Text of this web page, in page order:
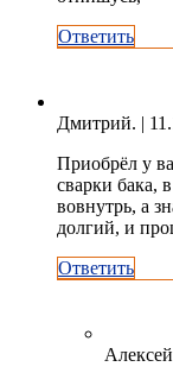
Ответить
Дмитрий. |
Приобрёл у
сварки бака,
вовнутрь, а
долгий, и
Ответить
Алексей